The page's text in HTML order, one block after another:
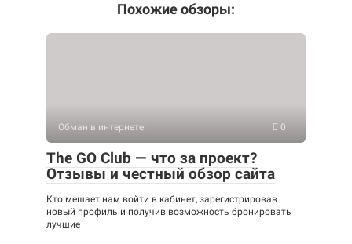
Похожие обзоры:
Обман в интернете! 0
The GO Club — что за проект?
Отзывы и честный обзор сайта
Кто мешает нам войти в кабинет, зарегистрировав
новый профиль и получив возможность бронировать
лучшие